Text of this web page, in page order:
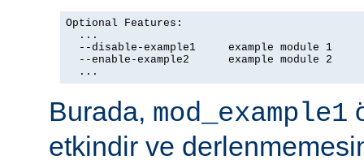
Optional Features:
  ...
  --disable-example1     example module 1
  --enable-example2      example module 2
  ...
Burada, mod_example1
etkindir ve